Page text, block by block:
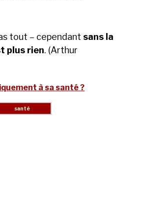
tout – cependant sans la
plus rien. (Arthur
à sa santé ?